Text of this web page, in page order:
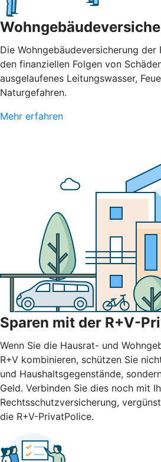
Die Wohngebäudeversicherung
den finanziellen Folgen von
ausgelaufenes Leitungswasser,
Naturgefahren.
Mehr erfahren
Sparen mit der R+V-
Wenn Sie die Hausrat- und
R+V kombinieren, schützen Sie
und Haushaltsgegenstände,
Geld. Verbinden Sie dies noch mit
Rechtsschutzversicherung,
die R+V-PrivatPolice.